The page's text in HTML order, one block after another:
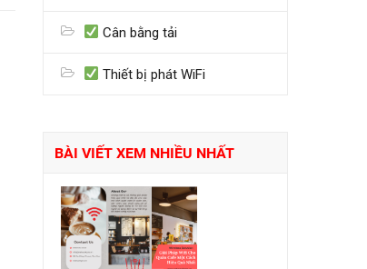
Cân bằng tải
Thiết bị phát WiFi
BÀI VIẾT XEM NHIỀU NHẤT